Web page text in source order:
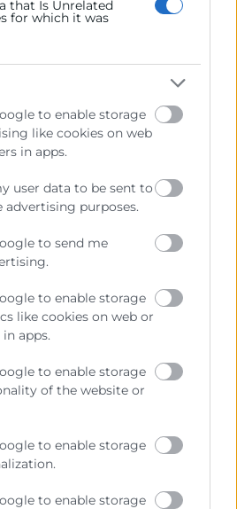
that Is Unrelated
for which it was
to enable storage
like cookies on web
in apps.
user data to be sent to
advertising purposes.
to send me
to enable storage
like cookies on web or
apps.
to enable storage
of the website or
to enable storage
to enable storage